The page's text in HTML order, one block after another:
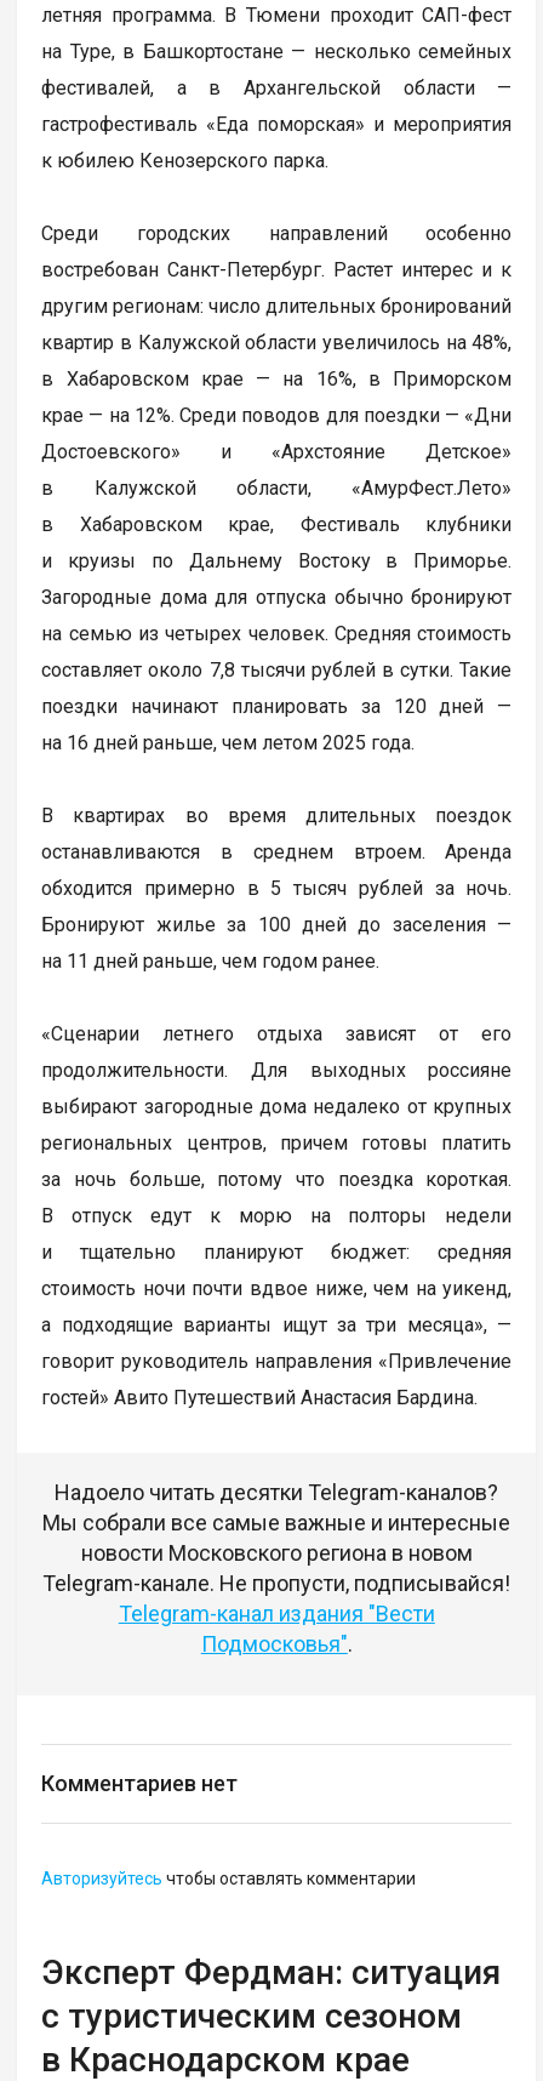
летняя программа. В Тюмени проходит САП-фест
на Туре, в Башкортостане — несколько семейных
фестивалей, а в Архангельской области —
гастрофестиваль «Еда поморская» и мероприятия
к юбилею Кенозерского парка.
Среди городских направлений особенно
востребован Санкт-Петербург. Растет интерес и к
другим регионам: число длительных бронирований
квартир в Калужской области увеличилось на 48%,
в Хабаровском крае — на 16%, в Приморском
крае — на 12%. Среди поводов для поездки — «Дни
Достоевского» и «Архстояние Детское»
в Калужской области, «АмурФест.Лето»
в Хабаровском крае, Фестиваль клубники
и круизы по Дальнему Востоку в Приморье.
Загородные дома для отпуска обычно бронируют
на семью из четырех человек. Средняя стоимость
составляет около 7,8 тысячи рублей в сутки. Такие
поездки начинают планировать за 120 дней —
на 16 дней раньше, чем летом 2025 года.
В квартирах во время длительных поездок
останавливаются в среднем втроем. Аренда
обходится примерно в 5 тысяч рублей за ночь.
Бронируют жилье за 100 дней до заселения —
на 11 дней раньше, чем годом ранее.
«Сценарии летнего отдыха зависят от его
продолжительности. Для выходных россияне
выбирают загородные дома недалеко от крупных
региональных центров, причем готовы платить
за ночь больше, потому что поездка короткая.
В отпуск едут к морю на полторы недели
и тщательно планируют бюджет: средняя
стоимость ночи почти вдвое ниже, чем на уикенд,
а подходящие варианты ищут за три месяца», —
говорит руководитель направления «Привлечение
гостей» Авито Путешествий Анастасия Бардина.
Надоело читать десятки Telegram-каналов?
Мы собрали все самые важные и интересные
новости Московского региона в новом
Telegram-канале. Не пропусти, подписывайся!
Telegram-канал издания "Вести
Подмосковья".
Комментариев нет
Авторизуйтесь чтобы оставлять комментарии
Эксперт Фердман: ситуация
с туристическим сезоном
в Краснодарском крае